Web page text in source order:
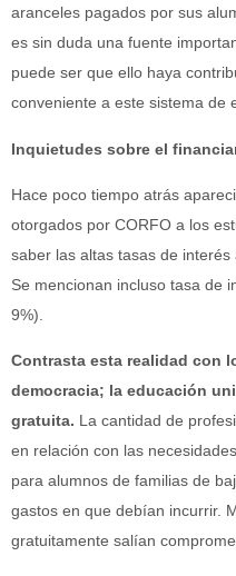
aranceles pagados por sus
es sin duda una fuente
puede ser que ello haya
conveniente a este sistema de
Inquietudes sobre el
Hace poco tiempo atrás
otorgados por CORFO a los
saber las altas tasas de
Se mencionan incluso tasa de
9%).
Contrasta esta realidad con
democracia; la educación
gratuita. La cantidad de
en relación con las
para alumnos de familias de
gastos en que debían incurrir.
gratuitamente salían